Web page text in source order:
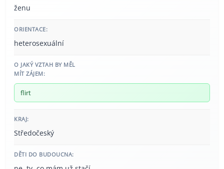
ženu
ORIENTACE:
heterosexuální
O JAKÝ VZTAH BY MĚL
MÍT ZÁJEM:
flirt
KRAJ:
Středočeský
DĚTI DO BUDOUCNA: